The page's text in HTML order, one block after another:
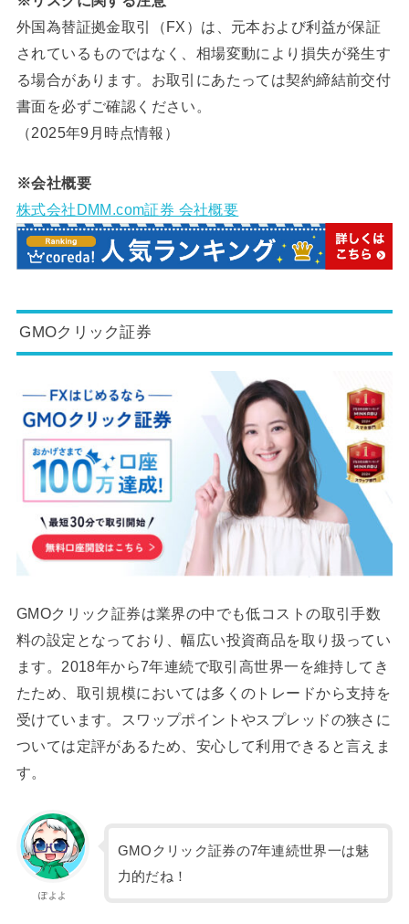
外国為替証拠金取引（FX）は、元本および利益が保証
されているものではなく、相場変動により損失が発生す
る場合があります。お取引にあたっては契約締結前交付
書面を必ずご確認ください。
（2025年9月時点情報）
※会社概要
株式会社DMM.com証券 会社概要
GMOクリック証券
GMOクリック証券は業界の中でも低コストの取引手数
料の設定となっており、幅広い投資商品を取り扱ってい
ます。2018年から7年連続で取引高世界一を維持してき
たため、取引規模においては多くのトレードから支持を
受けています。スワップポイントやスプレッドの狭さに
ついては定評があるため、安心して利用できると言えま
す。
ぽよよ
GMOクリック証券の7年連続世界一は魅
力的だね！